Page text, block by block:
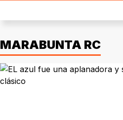
MARABUNTA RC